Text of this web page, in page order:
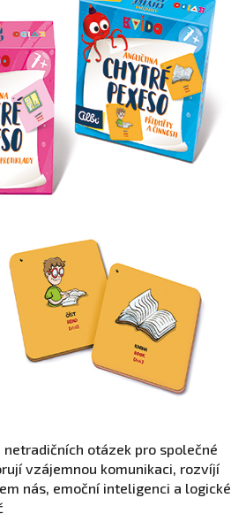
otázek pro společné
vzájemnou komunikaci, rozvíjí
nás, emoční inteligenci a logické